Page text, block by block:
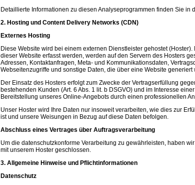
Detaillierte Informationen zu diesen Analyseprogrammen finden Sie in
2. Hosting und Content Delivery Networks (CDN)
Externes Hosting
Diese Website wird bei einem externen Dienstleister gehostet
dieser Website erfasst werden, werden auf den Servern des Hosters
Adressen, Kontaktanfragen, Meta- und Kommunikationsdaten,
Webseitenzugriffe und sonstige Daten, die über eine Website generiert
Der Einsatz des Hosters erfolgt zum Zwecke der Vertragserfüllung
bestehenden Kunden (Art. 6 Abs. 1 lit. b DSGVO) und im Interesse
Bereitstellung unseres Online-Angebots durch einen professionellen
Unser Hoster wird Ihre Daten nur insoweit verarbeiten, wie dies zur
ist und unsere Weisungen in Bezug auf diese Daten befolgen.
Abschluss eines Vertrages über Auftragsverarbeitung
Um die datenschutzkonforme Verarbeitung zu gewährleisten, haben
mit unserem Hoster geschlossen.
3. Allgemeine Hinweise und Pflichtinformationen
Datenschutz